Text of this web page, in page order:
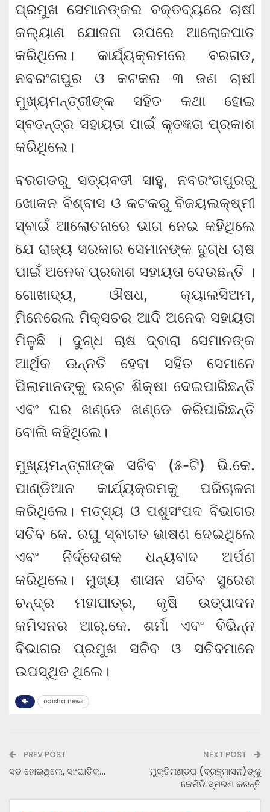
ପ୍ରମୁଖ ସେମାନଙ୍କର ବକ୍ତବ୍ୟରେ ଚାଷୀ
କଲ୍ୟାଣ ଯୋଜନା ଉପରେ ଆଲୋକପାତ
କରିଥିଲେ। କାର୍ଯ୍ୟକ୍ରମରେ ବରଗଡ,
ନବରଂଗପୁର ଓ କଟକର ୩ ଜଣ ଚାଷୀ
ମୁଖ୍ୟମନ୍ତ୍ରୀଙ୍କ ସହିତ କଥା ହୋଇ
ସ୍ବତନ୍ତ୍ର ସହାୟତା ପାଇଁ କୃତଜ୍ଞତା ପ୍ରକାଶ
କରିଥିଲେ।
ବରଗଡରୁ ସତ୍ୟବତୀ ସାହୁ, ନବରଂଗପୁରରୁ
ଖୋକନ ବିଶ୍ବାସ ଓ କଟକରୁ ବିଜୟଲକ୍ଷ୍ମୀ
ସ୍ବାଇଁ ଆଲୋଚନାରେ ଭାଗ ନେଇ କହିଥିଲେ
ଯେ ରାଜ୍ୟ ସରକାର ସେମାନଙ୍କ ଦୁଗ୍‌ଧ ଚାଷ
ପାଇଁ ଅନେକ ପ୍ରକାଶ ସହାୟତା ଦେଉଛନ୍ତି ।
ଗୋଖାଦ୍ୟ, ଔଷଧ, କ୍ୟାଲସିଅମ,
ମିନେରେଲ ମିକ୍ସଚର ଆଦି ଅନେକ ସହାୟତା
ମିଳୁଛି । ଦୁଗ୍‌ଧ ଚାଷ ଦ୍ବାରା ସେମାନଙ୍କ
ଆର୍ଥିକ ଉନ୍ନତି ହେବା ସହିତ ସେମାନେ
ପିଲାମାନଙ୍କୁ ଉଚ୍ଚ ଶିକ୍ଷା ଦେଇପାରିଛନ୍ତି
ଏବଂ ଘର ଖଣ୍ଡେ ଖଣ୍ଡେ କରିପାରିଛନ୍ତି
ବୋଲି କହିଥିଲେ।
ମୁଖ୍ୟମନ୍ତ୍ରୀଙ୍କ ସଚିବ (୫-ଟି) ଭି.କେ.
ପାଣ୍ଡିଆନ କାର୍ଯ୍ୟକ୍ରମକୁ ପରିଚାଳନା
କରିଥିଲେ। ମତ୍ସ୍ୟ ଓ ପଶୁସଂପଦ ବିଭାଗର
ସଚିବ କେ. ରଘୁ ସ୍ବାଗତ ଭାଷଣ ଦେଇଥିଲେ
ଏବଂ ନିର୍ଦ୍ଦେଶକ ଧନ୍ୟବାଦ ଅର୍ପଣ
କରିଥିଲେ। ମୁଖ୍ୟ ଶାସନ ସଚିବ ସୁରେଶ
ଚନ୍ଦ୍ର ମହାପାତ୍ର, କୃଷି ଉତ୍ପାଦନ
କମିସନର ଆର୍‌.କେ. ଶର୍ମା ଏବଂ ବିଭିନ୍ନ
ବିଭାଗର ପ୍ରମୁଖ ସଚିବ ଓ ସଚିବମାନେ
ଉପସ୍ଥିତ ଥିଲେ।
odisha news
PREV POST
ସତ ହୋଇଥିଲେ, ସାଂଘାତିକ…
NEXT POST
ମୁକ୍ତିମଣ୍ଡପ (ବ୍ରହ୍ମାସନ)ଙ୍କୁ
କେମିତି ସ୍ମରଣ କରନ୍ତି